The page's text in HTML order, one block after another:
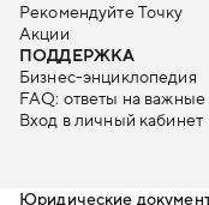
Рекомендуйте Точку
Акции
ПОДДЕРЖКА
Бизнес-энциклопедия
FAQ: ответы на
Вход в личный кабинет
Юридические